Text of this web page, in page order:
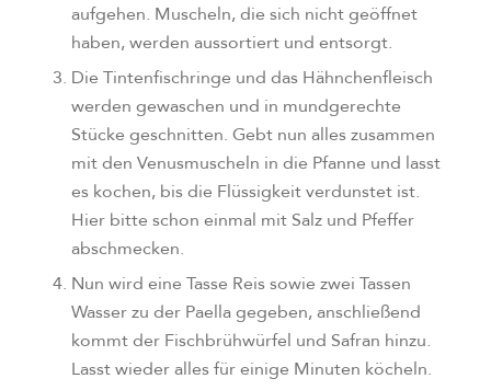
aufgehen. Muscheln, die sich nicht geöffnet
haben, werden aussortiert und entsorgt.
Die Tintenfischringe und das Hähnchenfleisch
werden gewaschen und in mundgerechte
Stücke geschnitten. Gebt nun alles zusammen
mit den Venusmuscheln in die Pfanne und lasst
es kochen, bis die Flüssigkeit verdunstet ist.
Hier bitte schon einmal mit Salz und Pfeffer
abschmecken.
Nun wird eine Tasse Reis sowie zwei Tassen
Wasser zu der Paella gegeben, anschließend
kommt der Fischbrühwürfel und Safran hinzu.
Lasst wieder alles für einige Minuten köcheln.